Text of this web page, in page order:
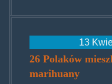
13
26 Polaków
marihuany